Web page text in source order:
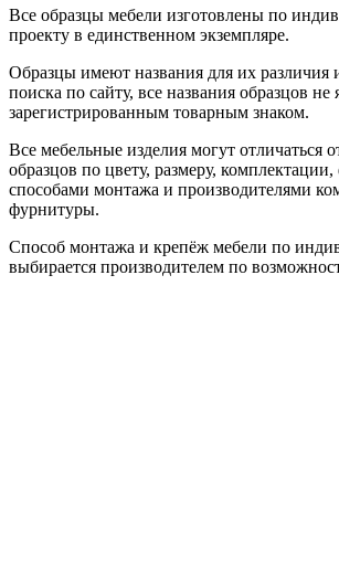
Все образцы мебели изготовлены по
проекту в единственном экземпляре.
Образцы имеют названия для их различия
поиска по сайту, все названия образцов не
зарегистрированным товарным знаком.
Все мебельные изделия могут отличаться
образцов по цвету, размеру,
способами монтажа и производителями
фурнитуры.
Способ монтажа и крепёж мебели по
выбирается производителем по